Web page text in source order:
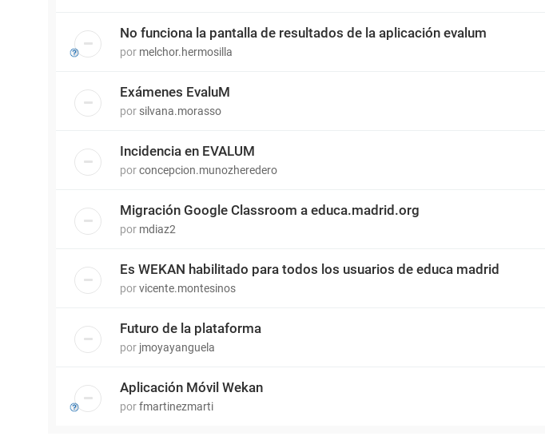
No funciona la pantalla de resultados de la aplicación evalum
por melchor.hermosilla
Exámenes EvaluM
por silvana.morasso
Incidencia en EVALUM
porconcepcion.munozheredero
Migración Google Classroom a educa.madrid.org
por mdiaz2
Es WEKAN habilitado para todos los usuarios de educa madrid
porvicente.montesinos
Futuro de la plataforma
por jmoyayanguela
Aplicación Móvil Wekan
porfmartinezmarti